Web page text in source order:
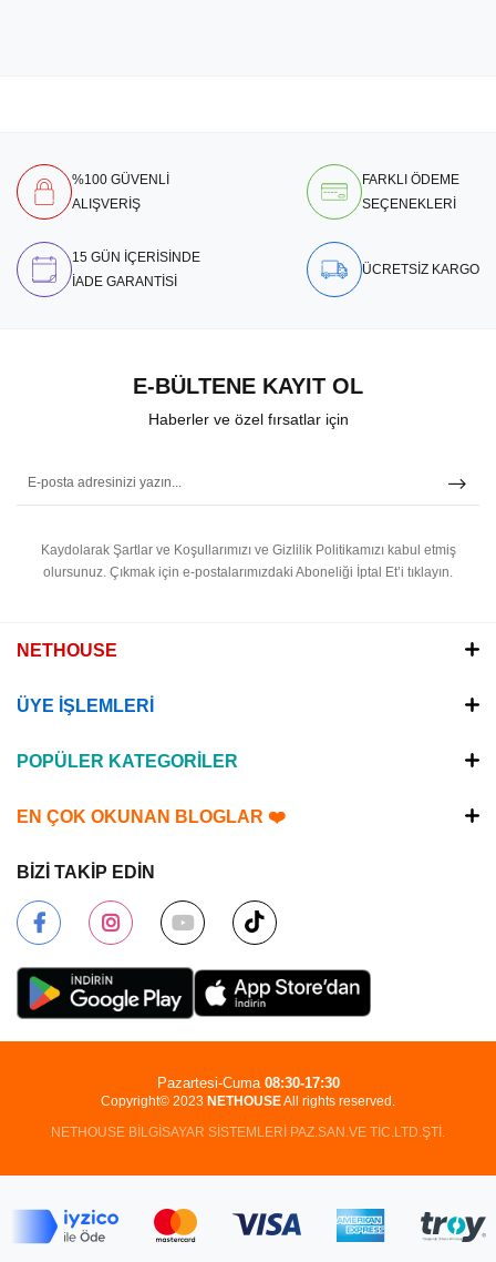
%100 GÜVENLİ
ALIŞVERİŞ
FARKLI ÖDEME
SEÇENEKLERİ
15 GÜN İÇERİSİNDE
İADE GARANTİSİ
ÜCRETSİZ KARGO
E-BÜLTENE KAYIT OL
Haberler ve özel fırsatlar için
Kaydolarak Şartlar ve Koşullarımızı ve Gizlilik Politikamızı kabul etmiş
olursunuz. Çıkmak için e-postalarımızdaki Aboneliği İptal Et’i tıklayın.
NETHOUSE
ÜYE İŞLEMLERİ
POPÜLER KATEGORİLER
EN ÇOK OKUNAN BLOGLAR ❤️
BİZİ TAKİP EDİN
Copyright© 2023 NETHOUSEAll rights reserved.
NETHOUSE BİLGİSAYAR SİSTEMLERİ PAZ.SAN.VE TİC.LTD.ŞTİ.
Pazartesi-Cuma 08:30-17:30